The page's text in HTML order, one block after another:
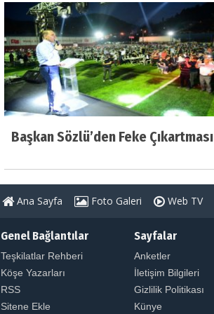
Başkan Sözlü’den Feke Çıkartması
Ana Sayfa Foto Galeri Web TV
Genel Bağlantılar
Teşkilatlar Rehberi
Köşe Yazarları
RSS
Sitene Ekle
Sayfalar
Anketler
İletişim Bilgileri
Gizlilik Politikası
Künye